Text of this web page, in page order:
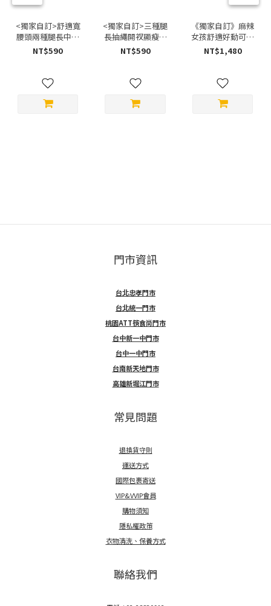
<獨家自訂>舒適寬
腰頭兩種腿長中開
岔小喇叭長褲-一
般長度
NT$590
<獨家自訂>三種腿
長抽繩開衩顯瘦長
腿褲
NT$590
《獨家自訂》麻辣
女孩舒適好動可調
節迷彩彎刀褲
NT$1,480
門市資訊
台北忠孝門市
台北統一門市
桃園ATT筷食尚門市
台中新一中門市
台中一中門市
台南新天地門市
高雄新堀江門市
常見問題
退換貨守則
運送方式
國際包裹寄送
VIP&VVIP會員
購物須知
隱私權政策
衣物清洗、保養方式
聯絡我們